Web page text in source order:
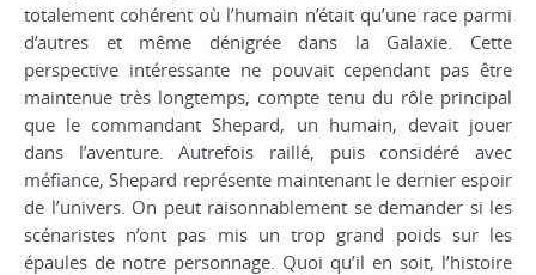
totalement cohérent où l’humain n’était qu’une race parmi
d’autres et même dénigrée dans la Galaxie. Cette
perspective intéressante ne pouvait cependant pas être
maintenue très longtemps, compte tenu du rôle principal
que le commandant Shepard, un humain, devait jouer
dans l’aventure. Autrefois raillé, puis considéré avec
méfiance, Shepard représente maintenant le dernier espoir
de l’univers. On peut raisonnablement se demander si les
scénaristes n’ont pas mis un trop grand poids sur les
épaules de notre personnage. Quoi qu’il en soit, l’histoire